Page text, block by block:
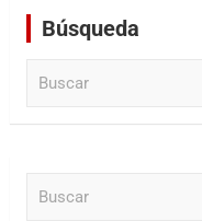
Búsqueda